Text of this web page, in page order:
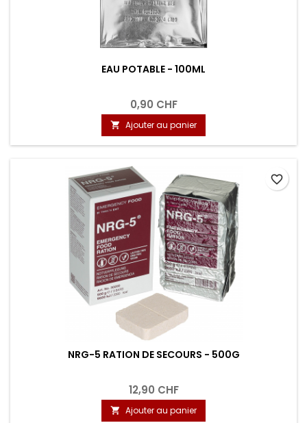
EAU POTABLE - 100ML
0,90 CHF
 Ajouter au panier
NRG-5 RATION DE SECOURS - 500G
12,90 CHF
 Ajouter au panier
favorite_border